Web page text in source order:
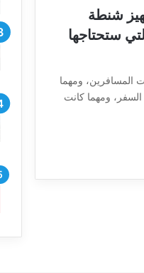
شنطة
ستحتاجها
المسافرين، ومهما
ومهما كانت